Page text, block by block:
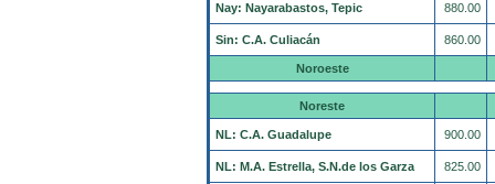
Nay: Nayarabastos, Tepic 880.00
Sin: C.A. Culiacán 860.00
Noroeste
Noreste
NL: C.A. Guadalupe 900.00
NL: M.A. Estrella, S.N.de los Garza 825.00